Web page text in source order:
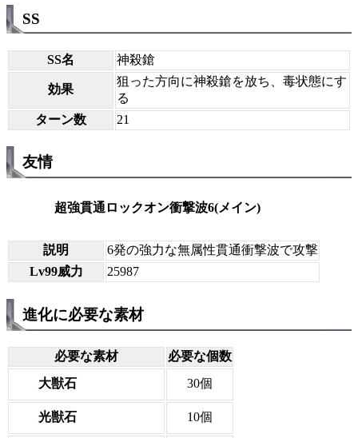
SS
SS名 神殺鎗
効果
狙った方向に神殺鎗を放ち、毒状態にす
る
ターン数
21
友情
超強貫通ロックオン衝撃波6(メイン)
説明
6発の強力な無属性貫通衝撃波で攻撃
Lv99威力
25987
進化に必要な素材
必要な素材
必要な個数
大獣石
30個
光獣石 10個